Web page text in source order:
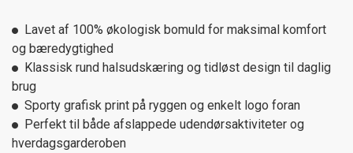
Lavet af 100% økologisk bomuld for maksimal komfort
og bæredygtighed
Klassisk rund halsudskæring og tidløst design til daglig
brug
Sporty grafisk print på ryggen og enkelt logo foran
Perfekt til både afslappede udendørsaktiviteter og
hverdagsgarderoben